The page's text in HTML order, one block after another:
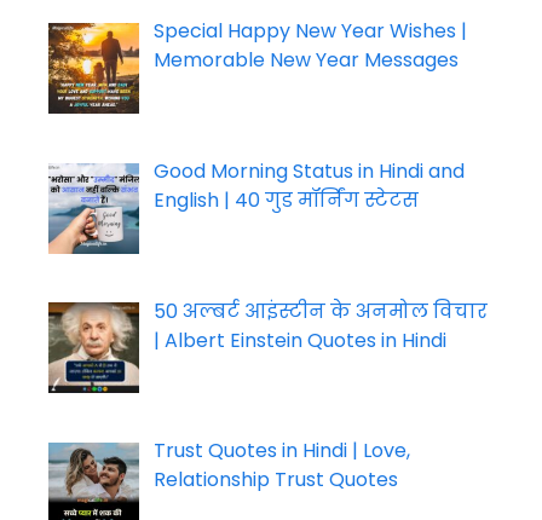
Special Happy New Year Wishes |
Memorable New Year Messages
Good Morning Status in Hindi and
English | 40 गुड मॉर्निंग स्टेटस
50 अल्बर्ट आइंस्टीन के अनमोल विचार
| Albert Einstein Quotes in Hindi
Trust Quotes in Hindi | Love,
Relationship Trust Quotes